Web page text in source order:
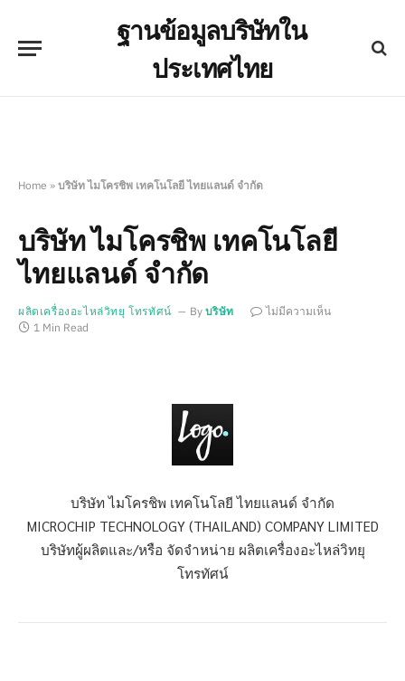
ฐานข้อมูลบริษัทใน
ประเทศไทย
Home » บริษัท ไมโครชิพ เทคโนโลยี ไทยแลนด์ จำกัด
บริษัท ไมโครชิพ เทคโนโลยี
ไทยแลนด์ จำกัด
ผลิตเครื่องอะไหล่วิทยุ โทรทัศน์ By บริษัท
ไม่มีความเห็น
1 Min Read
บริษัท ไมโครชิพ เทคโนโลยี ไทยแลนด์ จำกัด
MICROCHIP TECHNOLOGY (THAILAND) COMPANY LIMITED
บริษัทผู้ผลิตและ/หรือ จัดจำหน่าย ผลิตเครื่องอะไหล่วิทยุ
โทรทัศน์